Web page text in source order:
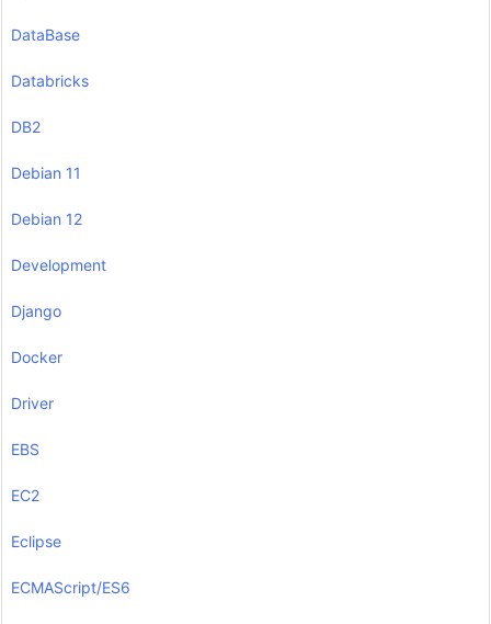
DataBase
Databricks
DB2
Debian 11
Debian 12
Development
Django
Docker
Driver
EBS
EC2
Eclipse
ECMAScript/ES6